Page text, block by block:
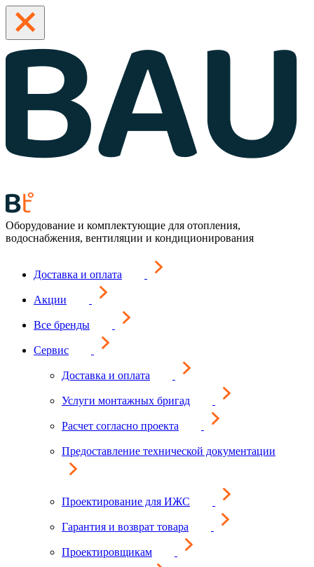
Оборудование и комплектующие для отопления,
водоснабжения, вентиляции и кондиционирования
Доставка и оплата
Акции
Все бренды
Сервис
Доставка и оплата
Услуги монтажных бригад
Расчет согласно проекта
Предоставление технической документации
Проектирование для ИЖС
Гарантия и возврат товара
Проектировщикам